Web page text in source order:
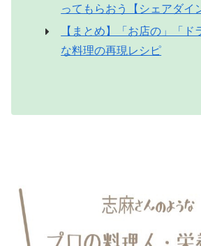
ってもらおう【シェアダイ
【まとめ】「お店の」「ド
な料理の再現レシピ